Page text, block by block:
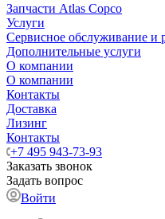
Запчасти Atlas Copco
Услуги
Сервисное обслуживание и
Дополнительные услуги
О компании
О компании
Контакты
Доставка
Лизинг
Контакты
+7 495 943-73-93
Заказать звонок
Задать вопрос
Войти